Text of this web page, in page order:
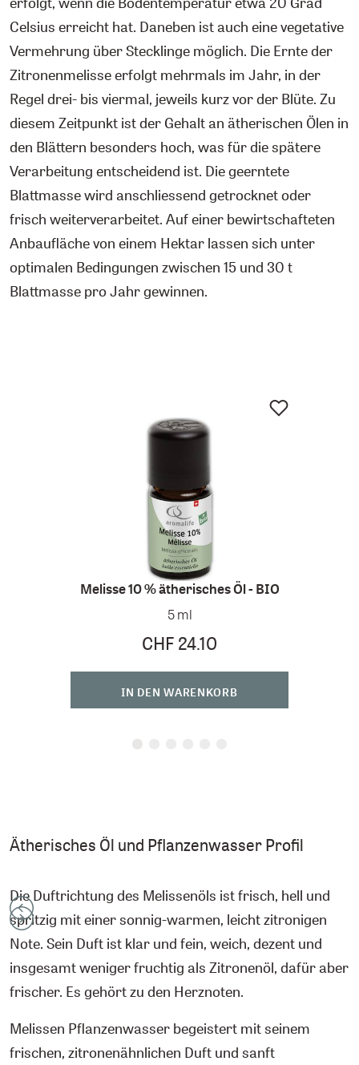
Celsius erreicht hat. Daneben ist auch eine vegetative
Vermehrung über Stecklinge möglich. Die Ernte der
Zitronenmelisse erfolgt mehrmals im Jahr, in der
Regel drei- bis viermal, jeweils kurz vor der Blüte. Zu
diesem Zeitpunkt ist der Gehalt an ätherischen Ölen in
den Blättern besonders hoch, was für die spätere
Verarbeitung entscheidend ist. Die geerntete
Blattmasse wird anschliessend getrocknet oder
frisch weiterverarbeitet. Auf einer bewirtschafteten
Anbaufläche von einem Hektar lassen sich unter
optimalen Bedingungen zwischen 15 und 30 t
Blattmasse pro Jahr gewinnen.
Melisse 10 % ätherisches Öl - BIO
5 ml
CHF 24.10
IN DEN WARENKORB
Ätherisches Öl und Pflanzenwasser Profil
Die Duftrichtung des Melissenöls ist frisch, hell und
spritzig mit einer sonnig-warmen, leicht zitronigen
Note. Sein Duft ist klar und fein, weich, dezent und
insgesamt weniger fruchtig als Zitronenöl, dafür aber
frischer. Es gehört zu den Herznoten.
Melissen Pflanzenwasser begeistert mit seinem
frischen, zitronenähnlichen Duft und sanft